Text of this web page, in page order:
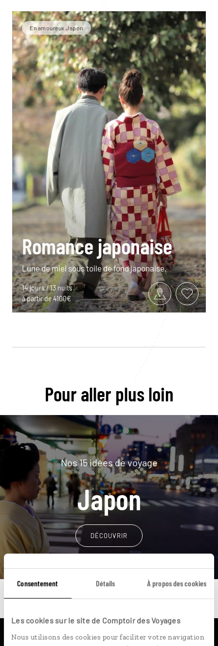
Consentement Détails À propos des cookies
Les cookies sur le site de Comptoir des Voyages
Nous utilisons des cookies pour faciliter votre navigation
En amoureux Japon
Romance japonaise
Lune de miel sous toile de fond japonaise.
14 jours / 13 nuits
à partir de 4100€
Pour aller plus loin
Nos 15 idées de voyage
Japon
DÉCOUVRIR